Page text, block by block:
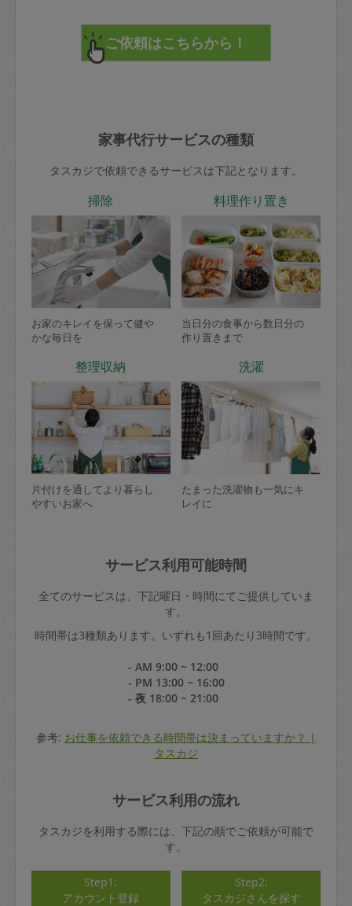
家事代行サービスの種類
タスカジで依頼できるサービスは下記となります。
掃除
お家のキレイを保って健や
かな毎日を
料理作り置き
当日分の食事から数日分の
作り置きまで
整理収納
片付けを通してより暮らし
やすいお家へ
洗濯
たまった洗濯物も一気にキ
レイに
サービス利用可能時間
全てのサービスは、下記曜日・時間にてご提供していま
す。
時間帯は3種類あります。いずれも1回あたり3時間です。
- AM 9:00 ~ 12:00
- PM 13:00 ~ 16:00
- 夜 18:00 ~ 21:00
参考: お仕事を依頼できる時間帯は決まっていますか？ |
タスカジ
サービス利用の流れ
タスカジを利用する際には、下記の順でご依頼が可能で
す。
Step1:
アカウント登録
Step2:
タスカジさんを探す